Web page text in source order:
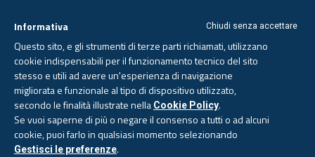
Venerdì, 7 agosto 2026 - Aggiornato alle 6.00
EDITORIALE
Chiudi senza accettare
Informativa
Questo sito, e gli strumenti di terze parti richiamati, utilizzano
cookie indispensabili per il funzionamento tecnico del sito
stesso e utili ad avere un'esperienza di navigazione
migliorata e funzionale al tipo di dispositivo utilizzato,
secondo le finalità illustrate nella Cookie Policy.
Se vuoi saperne di più o negare il consenso a tutti o ad alcuni
cookie, puoi farlo in qualsiasi momento selezionando
Gestisci le preferenze.